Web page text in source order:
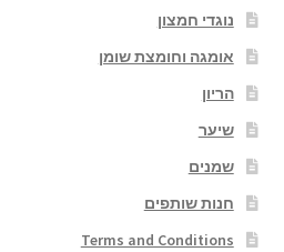
נוגדי חמצון
אומגה וחומצת שומן
הריון
שיער
שמנים
חנות שותפים
Terms and Conditions